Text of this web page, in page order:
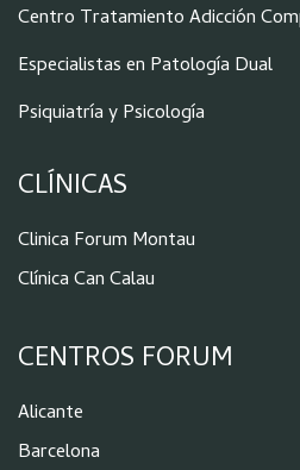
Centro Tratamiento Adicción
Especialistas en Patología Dual
Psiquiatría y Psicología
CLÍNICAS
Clinica Forum Montau
Clínica Can Calau
CENTROS FORUM
Alicante
Barcelona